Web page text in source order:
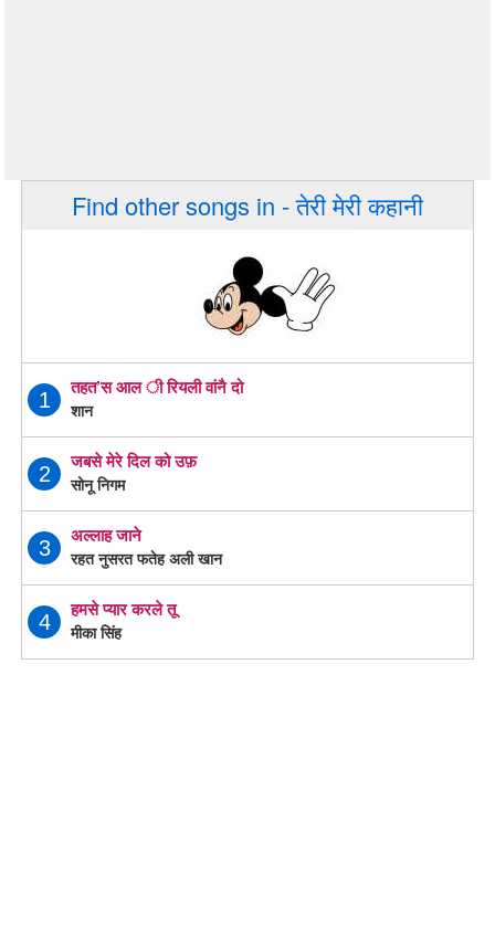
Find other songs in - तेरी मेरी कहानी
1
तहत’स आल ी रियली वांनै दो
शान
2
जबसे मेरे दिल को उफ़
सोनू निगम
3
अल्लाह जाने
रहत नुसरत फतेह अली खान
4
हमसे प्यार करले तू
मीका सिंह